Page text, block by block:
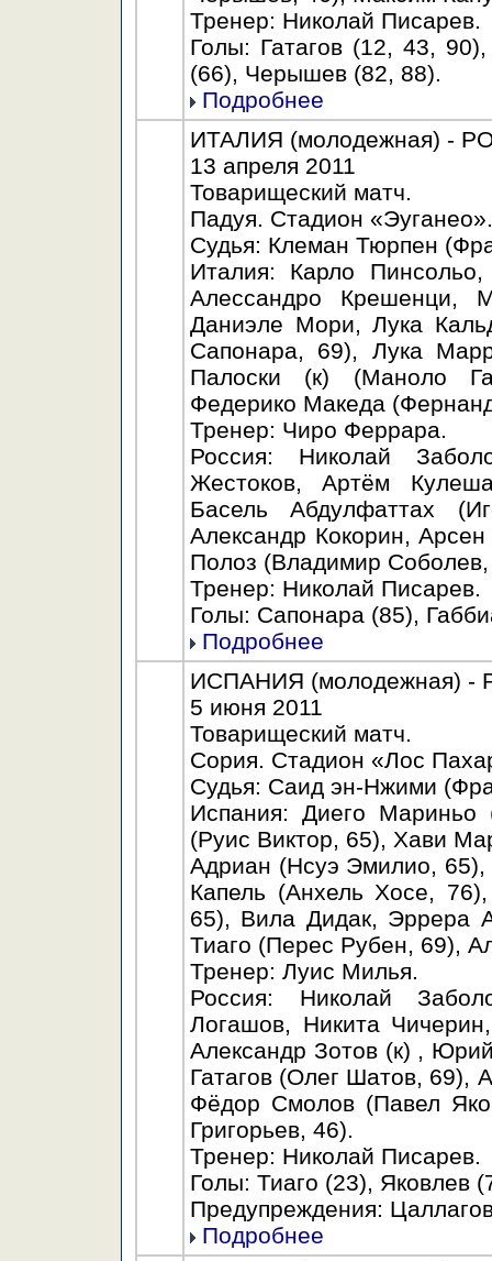
Тренер: Николай Писарев.
Голы: Гатагов (12, 43,
(66), Черышев (82, 88).
Подробнее
ИТАЛИЯ (молодежная) -
13 апреля 2011
Товарищеский матч.
Падуя. Стадион
Судья: Клеман Тюрпен
Италия: Карло
Алессандро Крешенци,
Даниэле Мори, Лука
Сапонара, 69), Лука
Палоски (к) (Маноло
Федерико Македа
Тренер: Чиро Феррара.
Россия: Николай
Жестоков, Артём
Басель Абдулфаттах
Александр Кокорин,
Полоз (Владимир
Тренер: Николай Писарев.
Голы: Сапонара (85),
Подробнее
ИСПАНИЯ (молодежная) -
5 июня 2011
Товарищеский матч.
Сория. Стадион «Лос
Судья: Саид эн-Нжими
Испания: Диего
(Руис Виктор, 65), Хави
Адриан (Нсуэ Эмилио,
Капель (Анхель Хосе,
65), Вила Дидак, Эррера
Тиаго (Перес Рубен, 69),
Тренер: Луис Милья.
Россия: Николай
Логашов, Никита
Александр Зотов (к) ,
Гатагов (Олег Шатов, 69),
Фёдор Смолов (Павел
Григорьев, 46).
Тренер: Николай Писарев.
Голы: Тиаго (23), Яковлев
Предупреждения:
Подробнее